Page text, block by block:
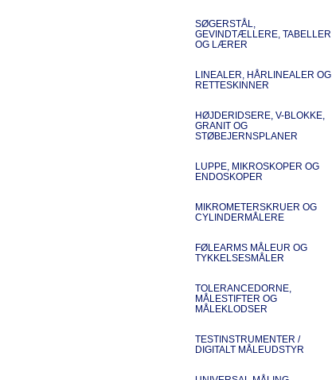
SØGERSTÅL,
GEVINDTÆLLERE, TABELLER
OG LÆRER
LINEALER, HÅRLINEALER OG
RETTESKINNER
HØJDERIDSERE, V-BLOKKE,
GRANIT OG
STØBEJERNSPLANER
LUPPE, MIKROSKOPER OG
ENDOSKOPER
MIKROMETERSKRUER OG
CYLINDERMÅLERE
FØLEARMS MÅLEUR OG
TYKKELSESMÅLER
TOLERANCEDORNE,
MÅLESTIFTER OG
MÅLEKLODSER
TESTINSTRUMENTER /
DIGITALT MÅLEUDSTYR